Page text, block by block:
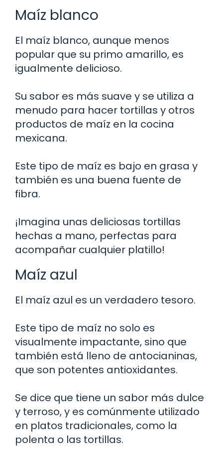
Maíz blanco
El maíz blanco, aunque menos
popular que su primo amarillo, es
igualmente delicioso.
Su sabor es más suave y se utiliza a
menudo para hacer tortillas y otros
productos de maíz en la cocina
mexicana.
Este tipo de maíz es bajo en grasa y
también es una buena fuente de
fibra.
¡Imagina unas deliciosas tortillas
hechas a mano, perfectas para
acompañar cualquier platillo!
Maíz azul
El maíz azul es un verdadero tesoro.
Este tipo de maíz no solo es
visualmente impactante, sino que
también está lleno de antocianinas,
que son potentes antioxidantes.
Se dice que tiene un sabor más dulce
y terroso, y es comúnmente utilizado
en platos tradicionales, como la
polenta o las tortillas.